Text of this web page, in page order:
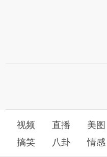
视频 直播 美图
搞笑
八卦 情感